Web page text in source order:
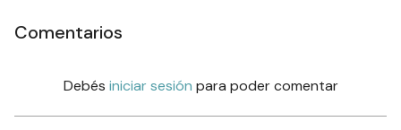
Comentarios
Debés iniciar sesión para poder comentar